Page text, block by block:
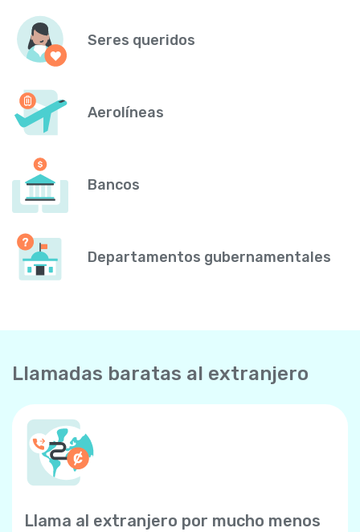
Seres queridos
Aerolíneas
Bancos
Departamentos gubernamentales
Llamadas baratas al extranjero
Llama al extranjero por mucho menos